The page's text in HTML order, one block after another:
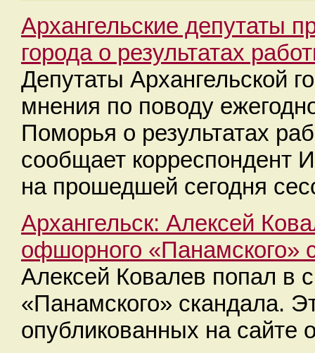
Архангельские депутаты
города о результатах
Депутаты Архангельской
мнения по поводу
Поморья о результатах
сообщает
на прошедшей сегодня
Архангельск: Алексей
офшорного «Панамского»
Алексей Ковалев попал в
«Панамского» скандала.
опубликованных на сайте